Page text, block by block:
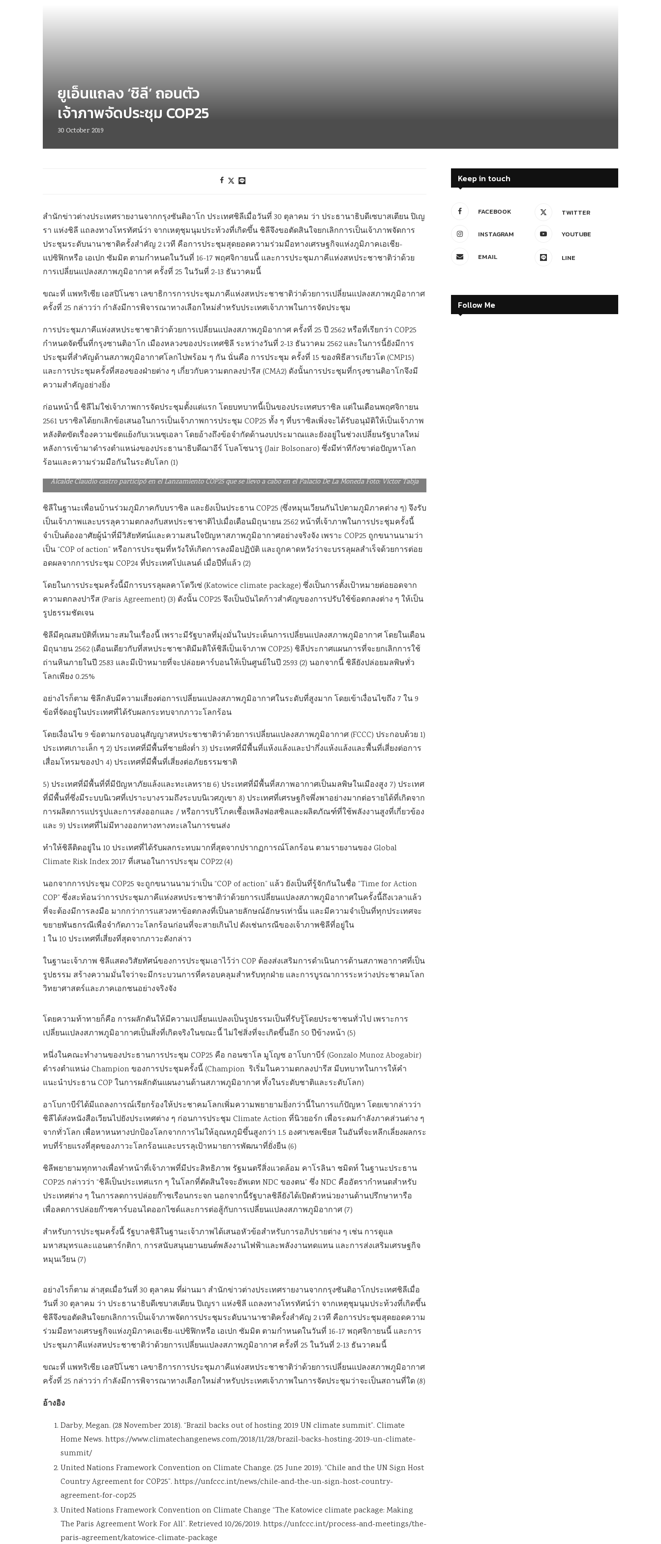
ยูเอ็นแถลง ‘ชิลี’ ถอนตัว
เจ้าภาพจัดประชุม COP25
30 October 2019
สำนักข่าวต่างประเทศรายงานจากกรุงซันติอาโก ประเทศชิลีเมื่อวันที่ 30 ตุลาคม ว่า ประธานาธิบดีเซบาสเตียน ปิเญ
รา แห่งชิลี แถลงทางโทรทัศน์ว่า จากเหตุชุมนุมประท้วงที่เกิดขึ้น ชิลีจึงขอตัดสินใจยกเลิกการเป็นเจ้าภาพจัดการ
ประชุมระดับนานาชาติครั้งสำคัญ 2 เวที คือการประชุมสุดยอดความร่วมมือทางเศรษฐกิจแห่งภูมิภาคเอเชีย-
แปซิฟิกหรือ เอเปก ซัมมิต ตามกำหนดในวันที่ 16-17 พฤศจิกายนนี้ และการประชุมภาคีแห่งสหประชาชาติว่าด้วย
การเปลี่ยนแปลงสภาพภูมิอากาศ ครั้งที่ 25 ในวันที่ 2-13 ธันวาคมนี้
ขณะที่ แพทริเซีย เอสปิโนซา เลขาธิการการประชุมภาคีแห่งสหประชาชาติว่าด้วยการเปลี่ยนแปลงสภาพภูมิอากาศ
ครั้งที่ 25 กล่าวว่า กำลังมีการพิจารณาทางเลือกใหม่สำหรับประเทศเจ้าภาพในการจัดประชุม
การประชุมภาคีแห่งสหประชาชาติว่าด้วยการเปลี่ยนแปลงสภาพภูมิอากาศ ครั้งที่ 25 ปี 2562 หรือที่เรียกว่า COP25
กำหนดจัดขึ้นที่กรุงซานติอาโก เมืองหลวงของประเทศชิลี ระหว่างวันที่ 2-13 ธันวาคม 2562 และในการนี้ยังมีการ
ประชุมที่สำคัญด้านสภาพภูมิอากาศโลกไปพร้อม ๆ กัน นั่นคือ การประชุม ครั้งที่ 15 ของพิธีสารเกียวโต (CMP15)
และการประชุมครั้งที่สองของฝ่ายต่าง ๆ เกี่ยวกับความตกลงปารีส (CMA2) ดังนั้นการประชุมที่กรุงซานติอาโกจึงมี
ความสำคัญอย่างยิ่ง
ก่อนหน้านี้ ชิลีไม่ใช่เจ้าภาพการจัดประชุมตั้งแต่แรก โดยบทบาทนี้เป็นของประเทศบราซิล แต่ในเดือนพฤศจิกายน
2561 บราซิลได้ยกเลิกข้อเสนอในการเป็นเจ้าภาพการประชุม COP25 ทั้ง ๆ ที่บราซิลเพิ่งจะได้รับอนุมัติให้เป็นเจ้าภาพ
หลังติดขัดเรื่องความขัดแย้งกับเวเนซุเอลา โดยอ้างถึงข้อจำกัดด้านงบประมาณและยังอยู่ในช่วงเปลี่ยนรัฐบาลใหม่
หลังการเข้ามาดำรงตำแหน่งของประธานาธิบดีฌาอีร์ โบลโซนารู (Jair Bolsonaro) ซึ่งมีท่าทีกังขาต่อปัญหาโลก
ร้อนและความร่วมมือกันในระดับโลก (1)
Alcalde Claudio castro participó en el Lanzamiento COP25 que se llevo a cabo en el Palacio De La Moneda Foto: Víctor Tabja
ชิลีในฐานะเพื่อนบ้านร่วมภูมิภาคกับบราซิล และยังเป็นประธาน COP25 (ซึ่งหมุนเวียนกันไปตามภูมิภาคต่าง ๆ) จึงรับ
เป็นเจ้าภาพและบรรลุความตกลงกับสหประชาชาติไปเมื่อเดือนมิถุนายน 2562 หน้าที่เจ้าภาพในการประชุมครั้งนี้
จำเป็นต้องอาศัยผู้นำที่มีวิสัยทัศน์และความสนใจปัญหาสภาพภูมิอากาศอย่างจริงจัง เพราะ COP25 ถูกขนานนามว่า
เป็น “COP of action” หรือการประชุมที่หวังให้เกิดการลงมือปฏิบัติ และถูกคาดหวังว่าจะบรรลุผลสำเร็จด้วยการต่อย
อดผลจากการประชุม COP24 ที่ประเทศโปแลนด์ เมื่อปีที่แล้ว (2)
โดยในการประชุมครั้งนี้มีการบรรลุผลคาโตวีเซ่ (Katowice climate package) ซึ่งเป็นการตั้งเป้าหมายต่อยอดจาก
ความตกลงปารีส (Paris Agreement) (3) ดังนั้น COP25 จึงเป็นบันไดก้าวสำคัญของการปรับใช้ข้อตกลงต่าง ๆ ให้เป็น
รูปธรรมชัดเจน
ชิลีมีคุณสมบัติที่เหมาะสมในเรื่องนี้ เพราะมีรัฐบาลที่มุ่งมั่นในประเด็นการเปลี่ยนแปลงสภาพภูมิอากาศ โดยในเดือน
มิถุนายน 2562 (เดือนเดียวกับที่สหประชาชาติมีมติให้ชิลีเป็นเจ้าภาพ COP25) ชิลีประกาศแผนการที่จะยกเลิกการใช้
ถ่านหินภายในปี 2583 และมีเป้าหมายที่จะปล่อยคาร์บอนให้เป็นศูนย์ในปี 2593 (2) นอกจากนี้ ชิลียังปล่อยมลพิษทั่ว
โลกเพียง 0.25%
อย่างไรก็ตาม ชิลีกลับมีความเสี่ยงต่อการเปลี่ยนแปลงสภาพภูมิอากาศในระดับที่สูงมาก โดยเข้าเงื่อนไขถึง 7 ใน 9
ข้อที่จัดอยู่ในประเทศที่ได้รับผลกระทบจากภาวะโลกร้อน
โดยเงื่อนไข 9 ข้อตามกรอบอนุสัญญาสหประชาชาติว่าด้วยการเปลี่ยนแปลงสภาพภูมิอากาศ (FCCC) ประกอบด้วย 1)
ประเทศเกาะเล็ก ๆ 2) ประเทศที่มีพื้นที่ชายฝั่งต่ำ 3) ประเทศที่มีพื้นที่แห้งแล้งและป่ากึ่งแห้งแล้งและพื้นที่เสี่ยงต่อการ
เสื่อมโทรมของป่า 4) ประเทศที่มีพื้นที่เสี่ยงต่อภัยธรรมชาติ
5) ประเทศที่มีพื้นที่ที่มีปัญหาภัยแล้งและทะเลทราย 6) ประเทศที่มีพื้นที่สภาพอากาศเป็นมลพิษในเมืองสูง 7) ประเทศ
ที่มีพื้นที่ซึ่งมีระบบนิเวศที่เปราะบางรวมถึงระบบนิเวศภูเขา 8) ประเทศที่เศรษฐกิจพึ่งพาอย่างมากต่อรายได้ที่เกิดจาก
การผลิตการแปรรูปและการส่งออกและ / หรือการบริโภคเชื้อเพลิงฟอสซิลและผลิตภัณฑ์ที่ใช้พลังงานสูงที่เกี่ยวข้อง
และ 9) ประเทศที่ไม่มีทางออกทางทางทะเลในการขนส่ง
ทำให้ชิลีติดอยู่ใน 10 ประเทศที่ได้รับผลกระทบมากที่สุดจากปรากฏการณ์โลกร้อน ตามรายงานของ Global
Climate Risk Index 2017 ที่เสนอในการประชุม COP22 (4)
นอกจากการประชุม COP25 จะถูกขนานนามว่าเป็น “COP of action” แล้ว ยังเป็นที่รู้จักกันในชื่อ “Time for Action
COP” ซึ่งสะท้อนว่าการประชุมภาคีแห่งสหประชาชาติว่าด้วยการเปลี่ยนแปลงสภาพภูมิอากาศในครั้งนี้ถึงเวลาแล้ว
ที่จะต้องมีการลงมือ มากกว่าการแสวงหาข้อตกลงที่เป็นลายลักษณ์อักษรเท่านั้น และมีความจำเป็นที่ทุกประเทศจะ
ขยายพันธกรณีเพื่อจำกัดภาวะโลกร้อนก่อนที่จะสายเกินไป ดังเช่นกรณีของเจ้าภาพชิลีที่อยู่ใน
1 ใน 10 ประเทศที่เสี่ยงที่สุดจากภาวะดังกล่าว
ในฐานะเจ้าภาพ ชิลีแสดงวิสัยทัศน์ของการประชุมเอาไว้ว่า COP ต้องส่งเสริมการดำเนินการด้านสภาพอากาศที่เป็น
รูปธรรม สร้างความมั่นใจว่าจะมีกระบวนการที่ครอบคลุมสำหรับทุกฝ่าย และการบูรณาการระหว่างประชาคมโลก
วิทยาศาสตร์และภาคเอกชนอย่างจริงจัง
โดยความท้าทายก็คือ การผลักดันให้มีความเปลี่ยนแปลงเป็นรูปธรรมเป็นที่รับรู้โดยประชาชนทั่วไป เพราะการ
เปลี่ยนแปลงสภาพภูมิอากาศเป็นสิ่งที่เกิดจริงในขณะนี้ ไม่ใช่สิ่งที่จะเกิดขึ้นอีก 50 ปีข้างหน้า (5)
หนึ่งในคณะทำงานของประธานการประชุม COP25 คือ กอนซาโล มูโญซ อาโบกาบีร์ (Gonzalo Munoz Abogabir)
ดำรงตำแหน่ง Champion ของการประชุมครั้งนี้ (Champion ริเริ่มในความตกลงปารีส มีบทบาทในการให้คำ
แนะนำประธาน COP ในการผลักดันแผนงานด้านสภาพภูมิอากาศ ทั้งในระดับชาติและระดับโลก)
อาโบกาบีร์ได้มีแถลงการณ์เรียกร้องให้ประชาคมโลกเพิ่มความพยายามยิ่งกว่านี้ในการแก้ปัญหา โดยเขากล่าวว่า
ชิลีได้ส่งหนังสือเวียนไปยังประเทศต่าง ๆ ก่อนการประชุม Climate Action ที่นิวยอร์ก เพื่อระดมกำลังภาคส่วนต่าง ๆ
จากทั่วโลก เพื่อหาหนทางปกป้องโลกจากการไม่ให้อุณหภูมิขึ้นสูงกว่า 1.5 องศาเซลเซียส ในอันที่จะหลีกเลี่ยงผลกระ
ทบที่ร้ายแรงที่สุดของภาวะโลกร้อนและบรรลุเป้าหมายการพัฒนาที่ยั่งยืน (6)
ชิลีพยายามทุกทางเพื่อทำหน้าที่เจ้าภาพที่มีประสิทธิภาพ รัฐมนตรีสิ่งแวดล้อม คาโรลินา ชมิดท์ ในฐานะประธาน
COP25 กล่าวว่า “ชิลีเป็นประเทศแรก ๆ ในโลกที่ตัดสินใจจะอัพเดท NDC ของตน” ซึ่ง NDC คืออัตรากำหนดสำหรับ
ประเทศต่าง ๆ ในการลดการปล่อยก๊าซเรือนกระจก นอกจากนี้รัฐบาลชิลียังได้เปิดตัวหน่วยงานด้านปรึกษาหารือ
เพื่อลดการปล่อยก๊าซคาร์บอนไดออกไซด์และการต่อสู้กับการเปลี่ยนแปลงสภาพภูมิอากาศ (7)
สำหรับการประชุมครั้งนี้ รัฐบาลชิลีในฐานะเจ้าภาพได้เสนอหัวข้อสำหรับการอภิปรายต่าง ๆ เช่น การดูแล
มหาสมุทรและแอนตาร์กติกา, การสนับสนุนยานยนต์พลังงานไฟฟ้าและพลังงานทดแทน และการส่งเสริมเศรษฐกิจ
หมุนเวียน (7)
อย่างไรก็ตาม ล่าสุดเมื่อวันที่ 30 ตุลาคม ที่ผ่านมา สำนักข่าวต่างประเทศรายงานจากกรุงซันติอาโกประเทศชิลีเมื่อ
วันที่ 30 ตุลาคม ว่า ประธานาธิบดีเซบาสเตียน ปิเญรา แห่งชิลี แถลงทางโทรทัศน์ว่า จากเหตุชุมนุมประท้วงที่เกิดขึ้น
ชิลีจึงขอตัดสินใจยกเลิกการเป็นเจ้าภาพจัดการประชุมระดับนานาชาติครั้งสำคัญ 2 เวที คือการประชุมสุดยอดความ
ร่วมมือทางเศรษฐกิจแห่งภูมิภาคเอเชีย-แปซิฟิกหรือ เอเปก ซัมมิต ตามกำหนดในวันที่ 16-17 พฤศจิกายนนี้ และการ
ประชุมภาคีแห่งสหประชาชาติว่าด้วยการเปลี่ยนแปลงสภาพภูมิอากาศ ครั้งที่ 25 ในวันที่ 2-13 ธันวาคมนี้
ขณะที่ แพทริเซีย เอสปิโนซา เลขาธิการการประชุมภาคีแห่งสหประชาชาติว่าด้วยการเปลี่ยนแปลงสภาพภูมิอากาศ
ครั้งที่ 25 กล่าวว่า กำลังมีการพิจารณาทางเลือกใหม่สำหรับประเทศเจ้าภาพในการจัดประชุมว่าจะเป็นสถานที่ใด (8)
อ้างอิง
Darby, Megan. (28 November 2018). “Brazil backs out of hosting 2019 UN climate summit”. Climate
Home News. https://www.climatechangenews.com/2018/11/28/brazil-backs-hosting-2019-un-climate-
summit/
United Nations Framework Convention on Climate Change. (25 June 2019). “Chile and the UN Sign Host
Country Agreement for COP25”. https://unfccc.int/news/chile-and-the-un-sign-host-country-
agreement-for-cop25
United Nations Framework Convention on Climate Change “The Katowice climate package: Making
The Paris Agreement Work For All”. Retrieved 10/26/2019. https://unfccc.int/process-and-meetings/the-
paris-agreement/katowice-climate-package
Keep in touch
FACEBOOK TWITTER
INSTAGRAM YOUTUBE
EMAIL LINE
Follow Me